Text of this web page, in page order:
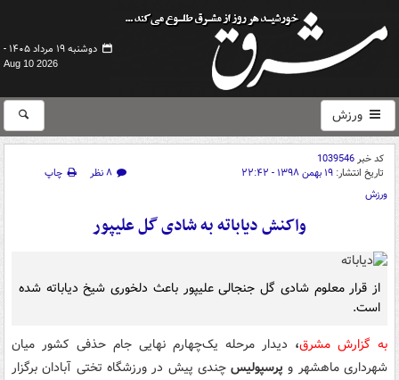
دوشنبه ۱۹ مرداد ۱۴۰۵ -
Aug 10 2026
ورزش
کد خبر1039546
تاریخ انتشار: ۱۹ بهمن ۱۳۹۸ - ۲۲:۴۲ ۸ نظر
چاپ
ورزش
واکنش دیاباته به شادی گل علیپور
از قرار معلوم شادی گل جنجالی علیپور باعث دلخوری شیخ دیاباته شده
است.
به گزارش مشرق، دیدار مرحله یک‌چهارم نهایی جام حذفی کشور میان
شهرداری ماهشهر و پرسپولیسچندی پیش در ورزشگاه تختی آبادان برگزار